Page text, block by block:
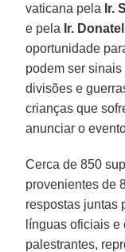
vaticana pela Ir.
e pela Ir.
oportunidade
podem ser sinais
divisões e
crianças que
anunciar o
Cerca de 850
provenientes de
respostas juntas
línguas oficiais
palestrantes,